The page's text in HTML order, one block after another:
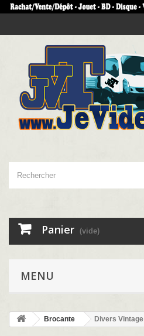
Panier (vide)
MENU
Brocante Divers Vintage